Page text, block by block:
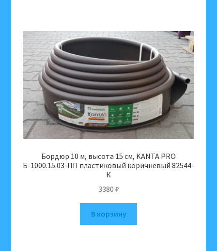
Бордюр 10 м, высота 15 см, KANTA PRO
Б-1000.15.03-ПП пластиковый коричневый 82544-
К
3380 ₽
В корзину